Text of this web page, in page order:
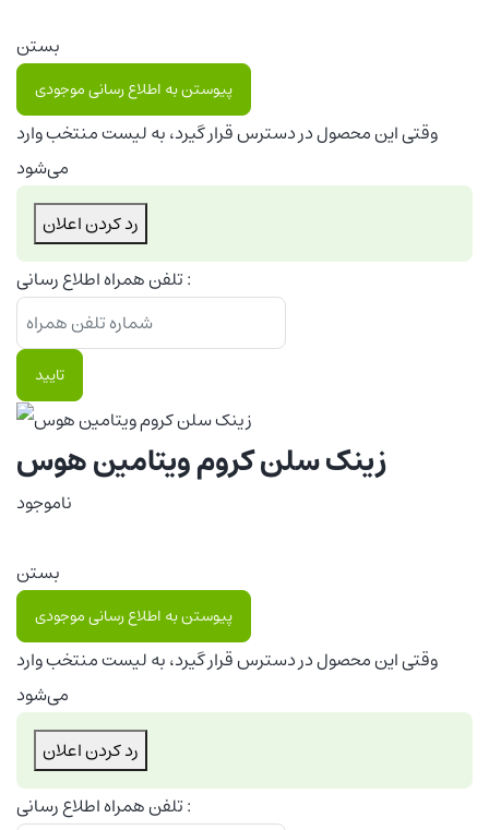
بستن
پیوستن به اطلاع رسانی موجودی
وقتی این محصول در دسترس قرار گیرد، به لیست منتخب وارد
می‌شود
رد کردن اعلان
تلفن همراه اطلاع رسانی :
تایید
زینک سلن کروم ویتامین هوس
ناموجود
بستن
پیوستن به اطلاع رسانی موجودی
وقتی این محصول در دسترس قرار گیرد، به لیست منتخب وارد
می‌شود
رد کردن اعلان
تلفن همراه اطلاع رسانی :